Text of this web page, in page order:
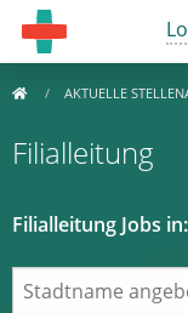
AKTUELLE
Filialleitung
Filialleitung Jobs in: